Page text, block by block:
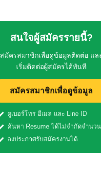
สนใจผู้สมัครรายนี้?
สมัครสมาชิกเพื่อดูข้อมูลติดต่อ แล
เริ่มติดต่อผู้สมัครได้ทันที
สมัครสมาชิกเพื่อดูข้อมูล
ดูเบอร์โทร อีเมล และ Line ID
ค้นหา Resume ได้ไม่จำกัดจำนวน
ลงประกาศรับสมัครงานได้